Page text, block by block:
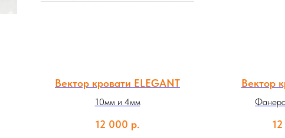
Вектор кровати ELEGANT
10мм и 4мм
12 000 р.
Вектор